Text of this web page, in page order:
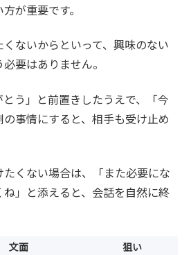
が重要です。
ないからといって、興味のない
要はありません。
とう」と前置きしたうえで、「今
事情にすると、相手も受け止め
くない場合は、「また必要にな
」と添えると、会話を自然に終
文面 狙い